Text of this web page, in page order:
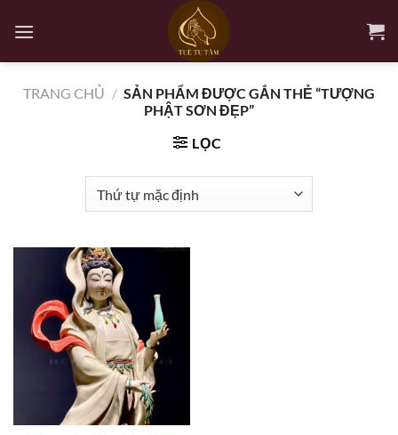
qua
TRANG CHỦ / SẢN PHẨM ĐƯỢC GẮN THẺ “TƯỢNG
PHẬT SƠN ĐẸP”
LỌC